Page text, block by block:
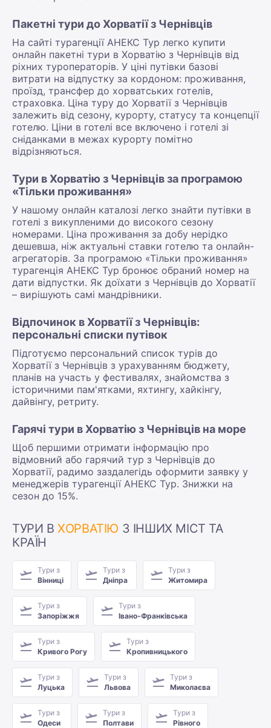
Пакетні тури до Хорватії з Чернівців
На сайті турагенції АНЕКС Тур легко купити
онлайн пакетні тури в Хорватію з Чернівців від
ріхних туроператорів. У ціні путівки базові
витрати на відпустку за кордоном: проживання,
проїзд, трансфер до хорватських готелів,
страховка. Ціна туру до Хорватії з Чернівців
залежить від сезону, курорту, статусу та концепції
готелю. Ціни в готелі все включено і готелі зі
сніданками в межах курорту помітно
відрізняються.
Тури в Хорватію з Чернівців за програмою
«Тільки проживання»
У нашому онлайн каталозі легко знайти путівки в
готелі з викупленими до високого сезону
номерами. Ціна проживання за добу нерідко
дешевша, ніж актуальні ставки готелю та онлайн-
агрегаторів. За програмою «Тільки проживання»
турагенція АНЕКС Тур бронює обраний номер на
дати відпустки. Як доїхати з Чернівців до Хорватії
– вирішують самі мандрівники.
Відпочинок в Хорватії з Чернівців:
персональні списки путівок
Підготуємо персональний список турів до
Хорватії з Чернівців з урахуванням бюджету,
планів на участь у фестивалях, знайомства з
історичними пам'ятками, яхтингу, хайкінгу,
дайвінгу, ретриту.
Гарячі тури в Хорватію з Чернівців на море
Щоб першими отримати інформацію про
відмовний або гарячий тур з Чернівців до
Хорватії, радимо заздалегідь оформити заявку у
менеджерів турагенції АНЕКС Тур. Знижки на
сезон до 15%.
ТУРИ ВХОРВАТІЮ З ІНШИХ МІСТ ТА
КРАЇН
Тури з
Вінниці
Тури з
Дніпра
Тури з
Житомира
Тури з
Запоріжжя
Тури з
Івано-Франківська
Тури з
Кривого Рогу
Тури з
Кропивницького
Тури з
Луцька
Тури з
Львова
Тури з
Миколаєва
Тури з
Одеси
Тури з
Полтави
Тури з
Рівного